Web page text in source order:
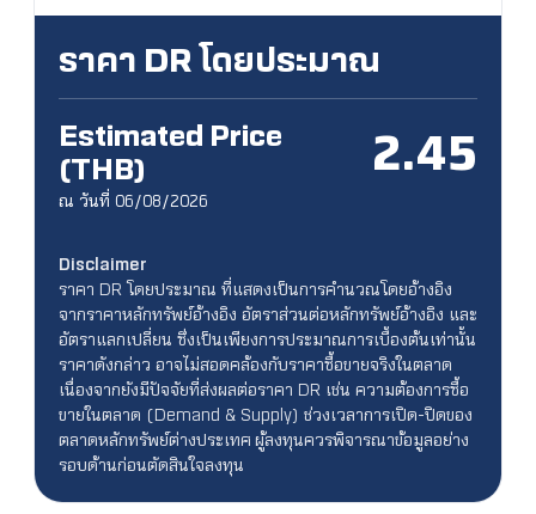
ราคา DR โดยประมาณ
Estimated Price
(THB) 2.45
ณ วันที่ 06/08/2026
Disclaimer
ราคา DR โดยประมาณ ที่แสดงเป็นการคำนวณโดยอ้างอิง
จากราคาหลักทรัพย์อ้างอิง อัตราส่วนต่อหลักทรัพย์อ้างอิง และ
อัตราแลกเปลี่ยน ซึ่งเป็นเพียงการประมาณการเบื้องต้นเท่านั้น
ราคาดังกล่าว อาจไม่สอดคล้องกับราคาซื้อขายจริงในตลาด
เนื่องจากยังมีปัจจัยที่ส่งผลต่อราคา DR เช่น ความต้องการซื้อ
ขายในตลาด (Demand & Supply) ช่วงเวลาการเปิด-ปิดของ
ตลาดหลักทรัพย์ต่างประเทศ ผู้ลงทุนควรพิจารณาข้อมูลอย่าง
รอบด้านก่อนตัดสินใจลงทุน